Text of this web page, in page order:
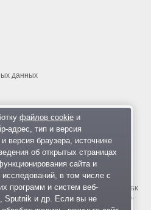
данных
рекомендательные
в Одинцово
и запрещены организации ФБК
Штабы Навального, «Национал-
«Армия воли народа», «Русский
файлов cookieи
адрес, тип и версия
версия браузера, источнике
об открытых страницах
сайта и
исследований, в том числе с
программ и систем веб-
Sputnik и др. Если вы не